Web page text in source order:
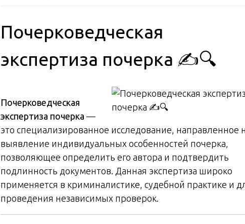
Почерковедческая
экспертиза почерка ✍️🔍
Почерковедческая
экспертиза почерка —
это специализированное исследование, направленное
выявление индивидуальных особенностей почерка,
позволяющее определить его автора и подтвердить
подлинность документов. Данная экспертиза широко
применяется в криминалистике, судебной практике и
проведения независимых проверок.